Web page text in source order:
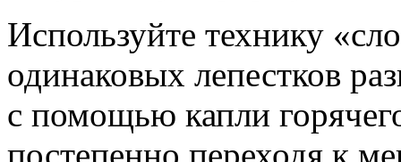
Используйте технику
одинаковых лепестков
с помощью капли
постепенно переходя к